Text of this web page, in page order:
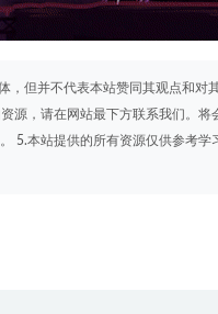
，但并不代表本站赞同其观点和
源，请在网站最下方联系我们。
5.本站提供的所有资源仅供参考